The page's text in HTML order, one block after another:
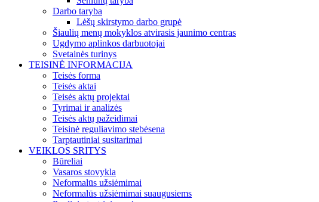
Darbo taryba
Lėšų skirstymo darbo grupė
Šiaulių menų mokyklos atvirasis jaunimo centras
Ugdymo aplinkos darbuotojai
Svetainės turinys
TEISINĖ INFORMACIJA
Teisės forma
Teisės aktai
Teisės aktų projektai
Tyrimai ir analizės
Teisės aktų pažeidimai
Teisinė reguliavimo stebėsena
Tarptautiniai susitarimai
VEIKLOS SRITYS
Būreliai
Vasaros stovykla
Neformalūs užsiėmimai
Neformalūs užsiėmimai suaugusiems